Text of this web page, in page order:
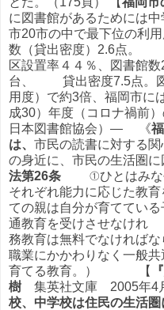
に図書館があるためには
市20市の中で最下位の利
数（貸出密度）2.6点。
区設置率４４％、図書館
台、 貸出密度7.5点。図
用度）で約3倍、福岡市
成30）年度（コロナ禍前
日本図書館協会）― 《
は、 市民の読書に対する
の身近に、市民の生活圏に
法第26条 ①ひとはみな平
それぞれ能力に応じた
ての親は自分が育ててい
通教育を受けさせなけ
務教育は無料でなけれ
職業にかかわりなく一般
育てる教育。） 【
樹 集英社文庫 2005年4
校、中学校は住民の生活